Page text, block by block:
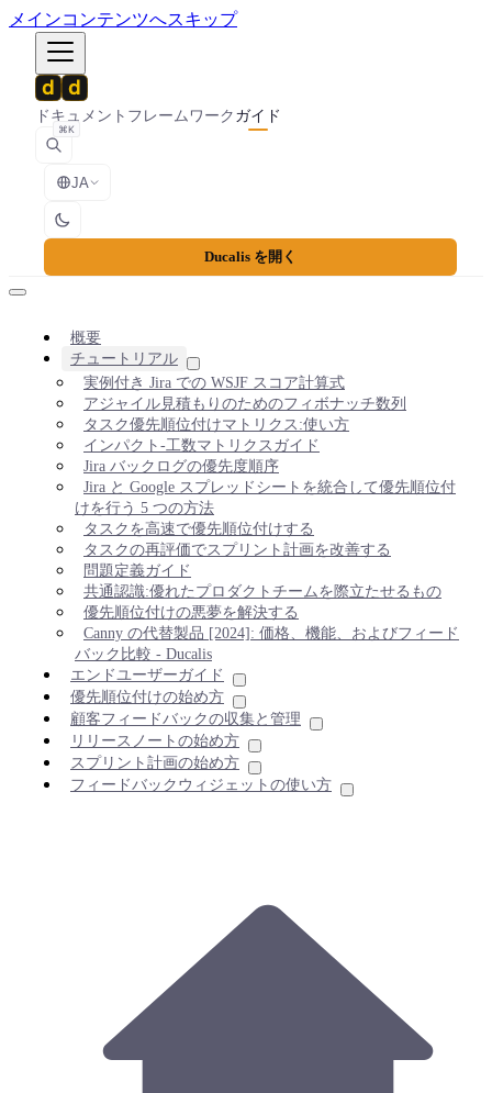
メインコンテンツへスキップ
ドキュメント フレームワークガイド
⌘K
JA
Ducalis を開く
概要
チュートリアル
実例付き Jira での WSJF スコア計算式
アジャイル見積もりのためのフィボナッチ数列
タスク優先順位付けマトリクス:使い方
インパクト-工数マトリクスガイド
Jira バックログの優先度順序
Jira と Google スプレッドシートを統合して優先順位付
けを行う 5 つの方法
タスクを高速で優先順位付けする
タスクの再評価でスプリント計画を改善する
問題定義ガイド
共通認識:優れたプロダクトチームを際立たせるもの
優先順位付けの悪夢を解決する
Canny の代替製品 [2024]: 価格、機能、およびフィード
バック比較 - Ducalis
エンドユーザーガイド
優先順位付けの始め方
顧客フィードバックの収集と管理
リリースノートの始め方
スプリント計画の始め方
フィードバックウィジェットの使い方